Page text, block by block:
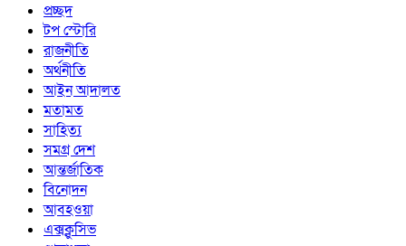
প্রচ্ছদ
টপ স্টোরি
রাজনীতি
অর্থনীতি
আইন আদালত
মতামত
সাহিত্য
সমগ্র দেশ
আন্তর্জাতিক
বিনোদন
আবহওয়া
এক্সক্লুসিভ